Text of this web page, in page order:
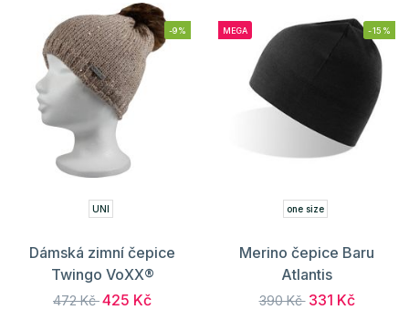
-9%
UNI
Dámská zimní čepice
Twingo VoXX®
472 Kč425 Kč
MEGA -15%
one size
Merino čepice Baru
Atlantis
390 Kč 331 Kč